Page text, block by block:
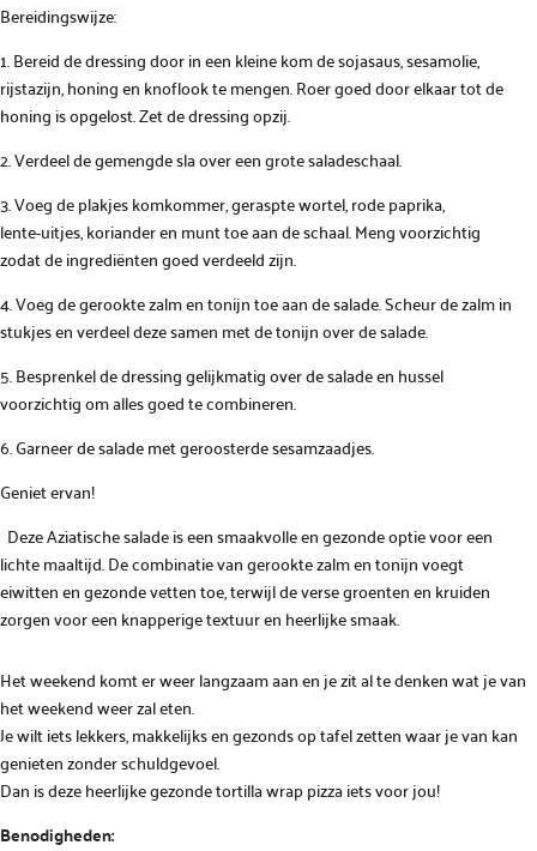
Bereidingswijze:
1. Bereid de dressing door in een kleine kom de sojasaus, sesamolie,
rijstazijn, honing en knoflook te mengen. Roer goed door elkaar tot de
honing is opgelost. Zet de dressing opzij.
2. Verdeel de gemengde sla over een grote saladeschaal.
3. Voeg de plakjes komkommer, geraspte wortel, rode paprika,
lente-uitjes, koriander en munt toe aan de schaal. Meng voorzichtig
zodat de ingrediënten goed verdeeld zijn.
4. Voeg de gerookte zalm en tonijn toe aan de salade. Scheur de zalm in
stukjes en verdeel deze samen met de tonijn over de salade.
5. Besprenkel de dressing gelijkmatig over de salade en hussel
voorzichtig om alles goed te combineren.
6. Garneer de salade met geroosterde sesamzaadjes.
Geniet ervan!
Deze Aziatische salade is een smaakvolle en gezonde optie voor een
lichte maaltijd. De combinatie van gerookte zalm en tonijn voegt
eiwitten en gezonde vetten toe, terwijl de verse groenten en kruiden
zorgen voor een knapperige textuur en heerlijke smaak.
Het weekend komt er weer langzaam aan en je zit al te denken wat je van
het weekend weer zal eten.
Je wilt iets lekkers, makkelijks en gezonds op tafel zetten waar je van kan
genieten zonder schuldgevoel.
Dan is deze heerlijke gezonde tortilla wrap pizza iets voor jou!
Benodigheden: